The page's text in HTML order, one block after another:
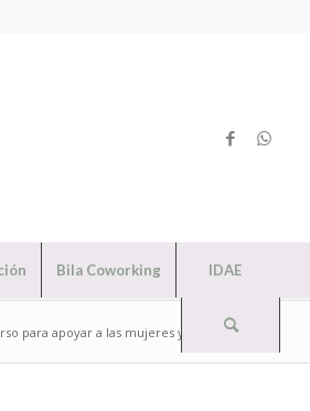
Bila Coworking IDAE
para apoyar a las mujeres y combatir...